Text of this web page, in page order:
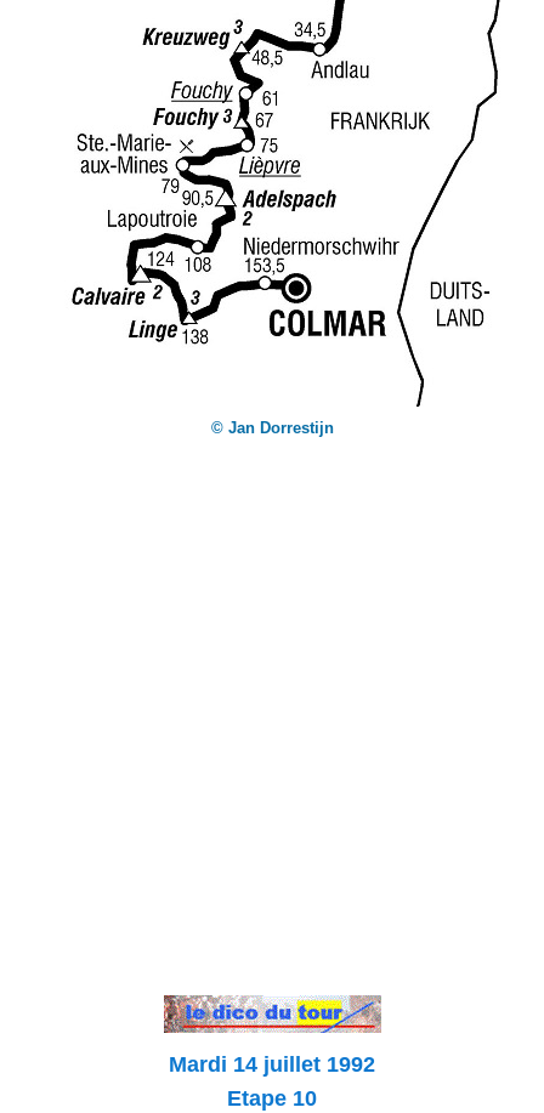
© Jan Dorrestijn
Mardi 14 juillet 1992
Etape 10